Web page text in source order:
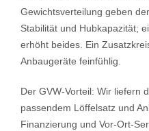
Gewichtsverteilung geben
Stabilität und Hubkapazität;
erhöht beides. Ein
Anbaugeräte feinfühlig.
Der GVW-Vorteil: Wir liefern
passendem Löffelsatz und
Finanzierung und Vor-Ort-